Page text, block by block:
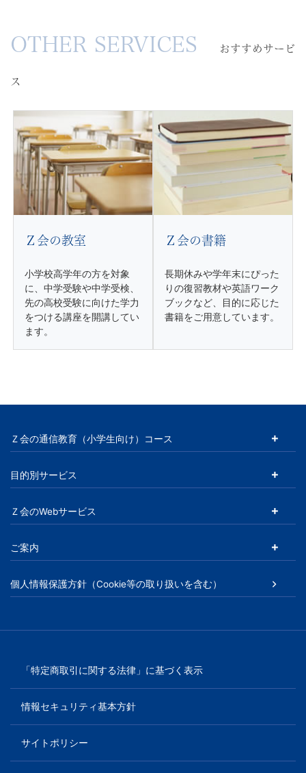
OTHER SERVICES おすすめサービ
ス
Ｚ会の教室
小学校高学年の方を対象
に、中学受験や中学受検、
先の高校受験に向けた学力
をつける講座を開講してい
ます。
Ｚ会の書籍
長期休みや学年末にぴった
りの復習教材や英語ワーク
ブックなど、目的に応じた
書籍をご用意しています。
Ｚ会の通信教育（小学生向け）コース
目的別サービス
Ｚ会のWebサービス
ご案内
個人情報保護方針（Cookie等の取り扱いを含む）
「特定商取引に関する法律」に基づく表示
情報セキュリティ基本方針
サイトポリシー